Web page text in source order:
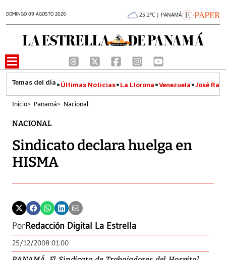
DOMINGO 09 AGOSTO 2026 25.2°C | PANAMÁ
Últimas Noticias La Llorona Venezuela José
Inicio> Panamá> Nacional
NACIONAL
Sindicato declara huelga en
HISMA
PorRedacción Digital La Estrella
25/12/2008 01:00